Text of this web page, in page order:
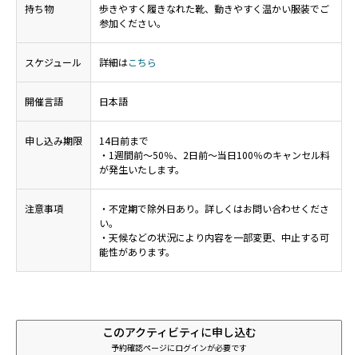
持ち物
歩きやすく履きなれた靴、動きやすく温かい服装でご
参加ください。
スケジュール 詳細はこちら
開催言語 日本語
申し込み期限
14日前まで
・1週間前～50％、2日前～当日100％のキャンセル料
が発生いたします。
注意事項
・不定期で除外日あり。詳しくはお問い合わせくださ
い。
・天候などの状況により内容を一部変更、中止する可
能性があります。
このアクティビティに申し込む
予約確認ページにログインが必要です